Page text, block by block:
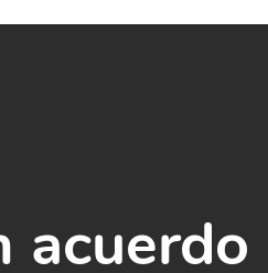
acuerdo